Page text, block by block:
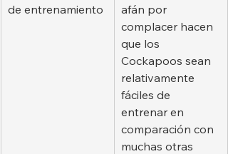
de entrenamiento
afán por
complacer hacen
que los
Cockapoos sean
relativamente
fáciles de
entrenar en
comparación con
muchas otras